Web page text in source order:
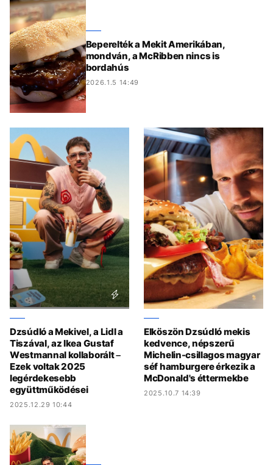
Beperelték a Mekit Amerikában,
mondván, a McRibben nincs is
bordahús
2026.1.5 14:49
Dzsúdló a Mekivel, a Lidl a
Tiszával, az Ikea Gustaf
Westmannal kollaborált –
Ezek voltak 2025
legérdekesebb
együttműködései
2025.12.29 10:44
Elköszön Dzsúdló mekis
kedvence, népszerű
Michelin-csillagos magyar
séf hamburgere érkezik a
McDonald's éttermekbe
2025.10.7 14:39